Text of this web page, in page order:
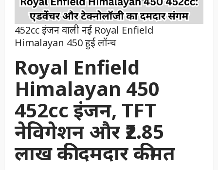
452cc इंजन वाली नई Royal Enfield
Himalayan 450 हुई लॉन्च
Royal Enfield
Himalayan 450
452cc इंजन, TFT
नेविगेशन और ₹2.85
लाख की दमदार कीमत